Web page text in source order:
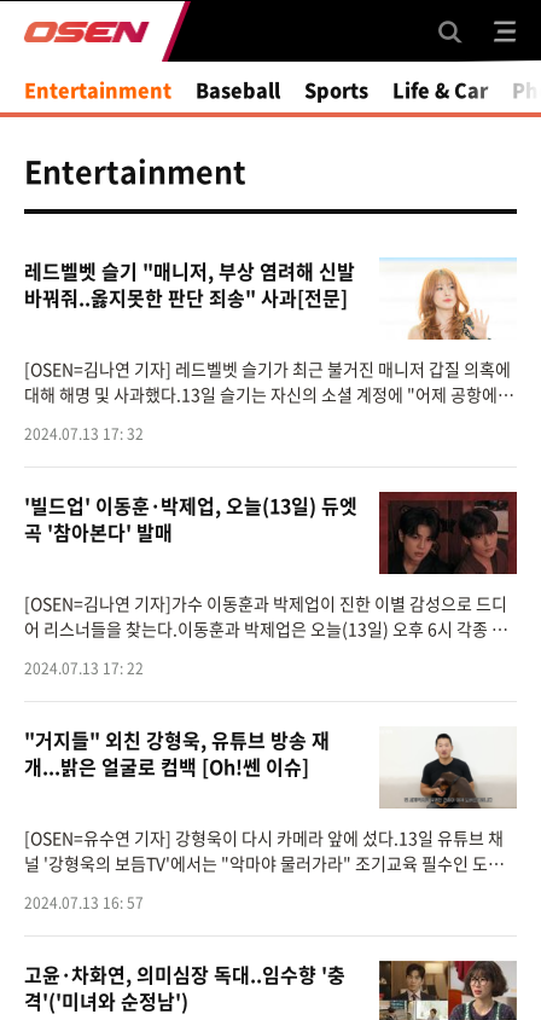
Entertainment Baseball Sports Life & Car
Entertainment
레드벨벳 슬기 "매니저, 부상 염려해 신발
바꿔줘..옳지못한 판단 죄송" 사과[전문]
[OSEN=김나연 기자] 레드벨벳 슬기가 최근 불거진 매니저 갑질 의혹에
대해 해명 및 사과했다.13일 슬기는 자신의 소셜 계정에 "어제 공항에서
의 사
2024.07.13 17: 32
'빌드업' 이동훈·박제업, 오늘(13일) 듀엣
곡 '참아본다' 발매
[OSEN=김나연 기자]가수 이동훈과 박제업이 진한 이별 감성으로 드디
어 리스너들을 찾는다.이동훈과 박제업은 오늘(13일) 오후 6시 각종 온
장르의 '참아본다'
2024.07.13 17: 22
"거지들" 외친 강형욱, 유튜브 방송 재
개...밝은 얼굴로 컴백 [Oh!쎈 이슈]
[OSEN=유수연 기자] 강형욱이 다시 카메라 앞에 섰다.13일 유튜브 채
널 '강형욱의 보듬TV'에서는 "악마야 물러가라" 조기교육 필수인 도베
가운데,
2024.07.13 16: 57
고윤·차화연, 의미심장 독대..임수향 '충
격'('미녀와 순정남')